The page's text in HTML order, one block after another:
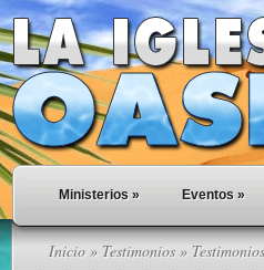
Ministerios » Eventos »
Inicio » Testimonios»